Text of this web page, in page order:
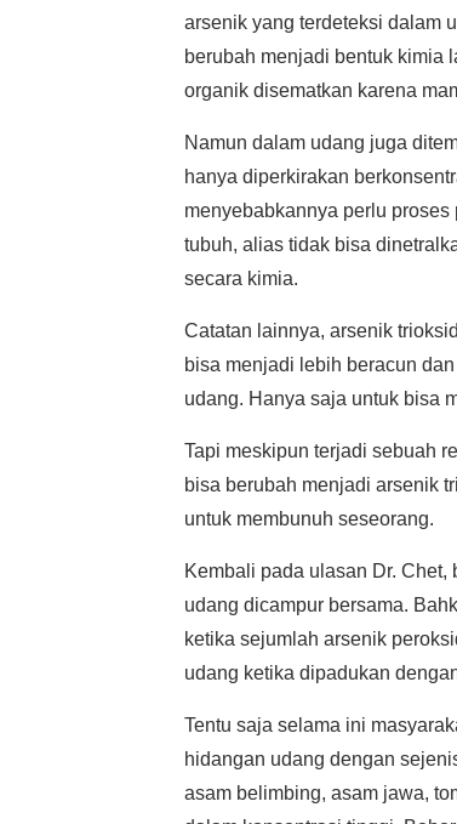
arsenik yang terdeteksi dalam
berubah menjadi bentuk kimia
organik disematkan karena
Namun dalam udang juga
hanya diperkirakan
menyebabkannya perlu
tubuh, alias tidak bisa
secara kimia.
Catatan lainnya, arsenik
bisa menjadi lebih beracun
udang. Hanya saja untuk bisa
Tapi meskipun terjadi sebuah
bisa berubah menjadi arsenik
untuk membunuh seseorang.
Kembali pada ulasan Dr.
udang dicampur bersama.
ketika sejumlah arsenik
udang ketika dipadukan
Tentu saja selama ini
hidangan udang dengan
asam belimbing, asam jawa,